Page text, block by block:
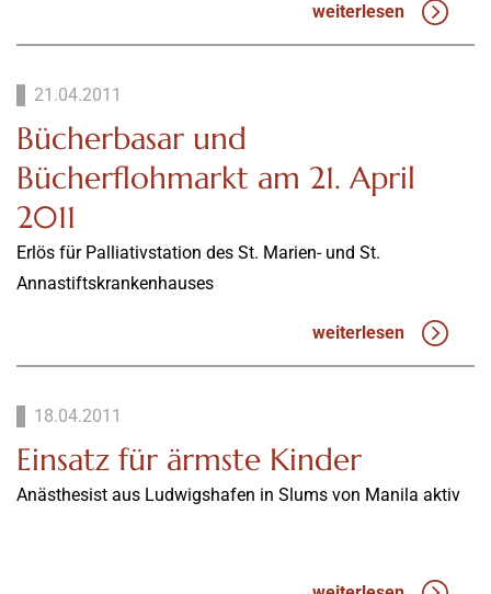
weiterlesen
21.04.2011
Bücherbasar und
Bücherflohmarkt am 21. April
2011
Erlös für Palliativstation des St. Marien- und St.
Annastiftskrankenhauses
weiterlesen
18.04.2011
Einsatz für ärmste Kinder
Anästhesist aus Ludwigshafen in Slums von Manila aktiv